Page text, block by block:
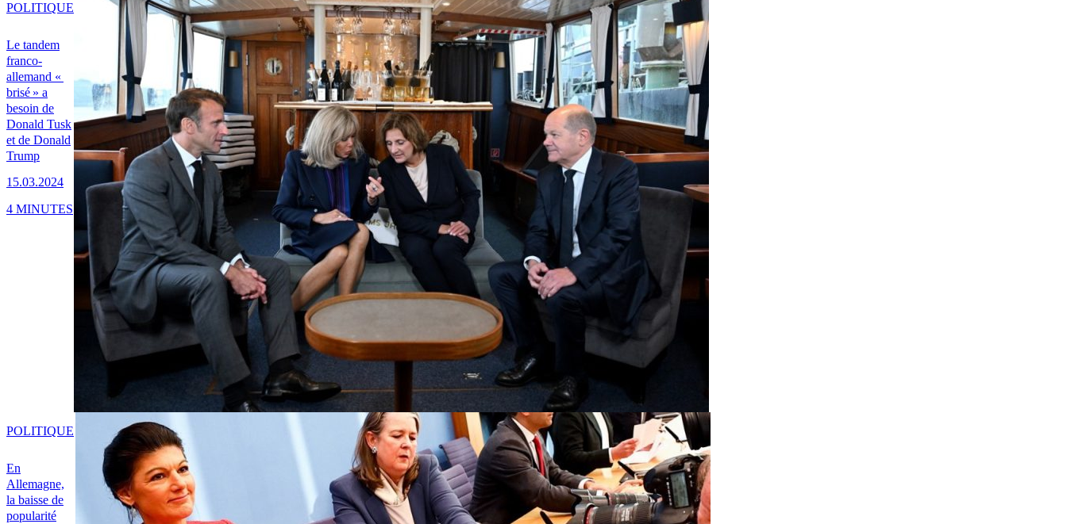
Le tandem
franco-
allemand «
brisé » a
besoin de
Donald Tusk
et de Donald
Trump
15.03.2024
POLITIQUE
4 MINUTES
En
Allemagne,
la baisse de
popularité
POLITIQUE